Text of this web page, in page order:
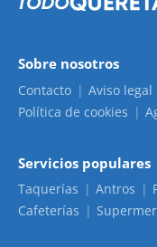
Sobre nosotros
Contacto Aviso legal
Política de cookies
Servicios populares
Taquerías Antros
Cafeterías